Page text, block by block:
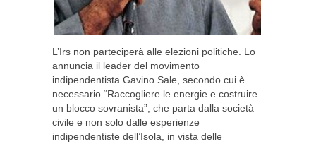
L’Irs non parteciperà alle elezioni politiche. Lo
annuncia il leader del movimento
indipendentista Gavino Sale, secondo cui è
necessario “Raccogliere le energie e costruire
un blocco sovranista”, che parta dalla società
civile e non solo dalle esperienze
indipendentiste dell’Isola, in vista delle